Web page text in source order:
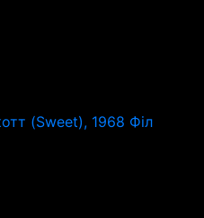
(Sweet), 1968 Філ